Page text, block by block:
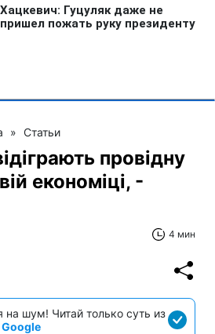
» Статьи
провідну
економіці, -
4 мин
на шум! Читай только суть из